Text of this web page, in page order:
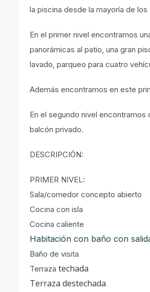
la piscina desde la mayoría de
En el primer nivel encontramos
panorámicas al patio, una gran
lavado, parqueo para cuatro
Además encontramos en este
En el segundo nivel
balcón privado.
DESCRIPCIÓN:
PRIMER NIVEL:
Sala/comedor concepto abierto
Cocina con isla
Cocina caliente
Habitación con baño con
Baño de visita
Terraza techada
Terraza destechada